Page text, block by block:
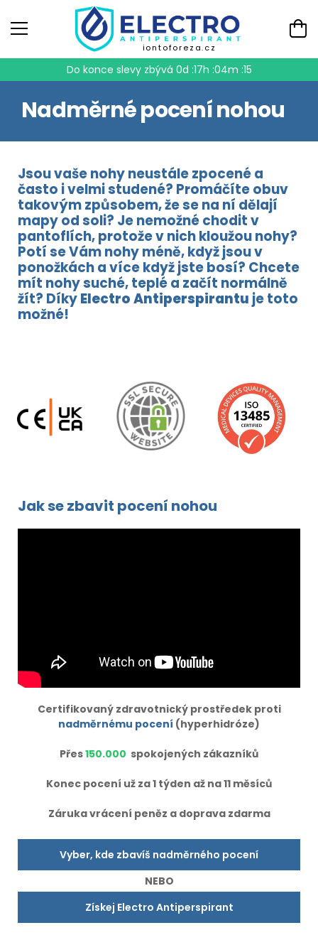
iontoforeza.cz
Do konce slevy zbývá 0d :17h :04m :15
Nadměrné pocení nohou
Jsou vaše nohy neustále zpocené a
často i velmi studené? Promáčíte obuv
takovým způsobem, že se na ní dělají
mapy od soli? Je nemožné chodit v
pantoflích, protože v nich kloužou nohy?
Potí se Vám nohy méně, když jsou v
ponožkách a více když jste bosí? Chcete
mít nohy suché, teplé a začít normálně
žít? DíkyElectro Antiperspirantu je toto
možné!
Jak se zbavit pocení nohou
Certifikovaný zdravotnický prostředek proti
nadměrnému pocení (hyperhidróze)
Přes150.000 spokojených zákazníků
Konec pocení už za 1 týden až na 11 měsíců
Záruka vrácení peněz a doprava zdarma
Vyber, kde zbavíš nadměrného pocení
NEBO
Získej Electro Antiperspirant